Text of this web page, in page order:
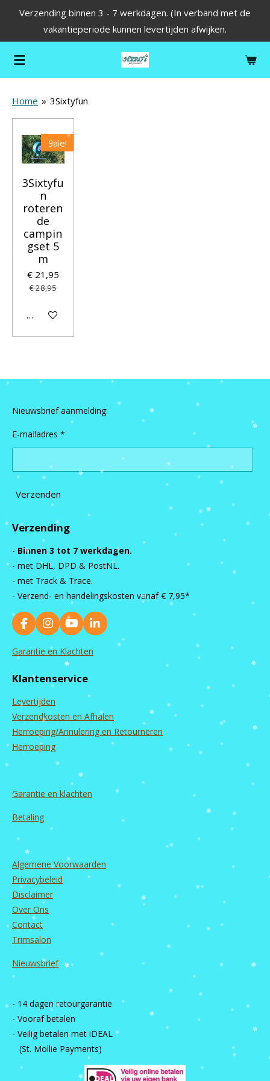
de
hoofdinhoud
Verzending binnen 3 - 7 werkdagen. (In verband met de
vakantieperiode kunnen levertijden afwijken.
Home » 3Sixtyfun
Sale!
3Sixtyfu
n
roteren
de
campin
gset 5
m
€ 21,95
€ 28,95
In winkelwagen
Nieuwsbrief aanmelding:
E-mailadres *
Verzenden
Verzending
- Binnen 3 tot 7 werkdagen.
- met DHL, DPD & PostNL.
- met Track & Trace.
- Verzend- en handelingskosten vanaf € 7,95*
F
a
c
o
k
I
n
s
g
a
m
Y
o
u
b
L
i
Garantie en Klachten
Klantenservice
Levertijden
Verzendkosten en Afhalen
Herroeping/Annulering en Retourneren
Herroeping
Garantie en klachten
Betaling
Algemene Voorwaarden
Privacybeleid
Disclaimer
Over Ons
Contact
Trimsalon
Nieuwsbrief
- 14 dagen retourgarantie
- Vooraf betalen
- Veilig betalen met iDEAL
(St. Mollie Payments)